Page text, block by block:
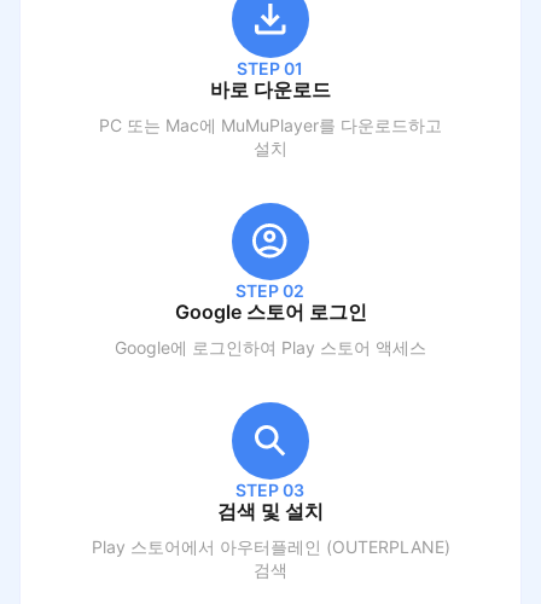
STEP 01
바로 다운로드
PC 또는 Mac에 MuMuPlayer를 다운로드하고
설치
STEP 02
Google 스토어 로그인
Google에 로그인하여 Play 스토어 액세스
STEP 03
검색 및 설치
Play 스토어에서 아우터플레인 (OUTERPLANE)
검색